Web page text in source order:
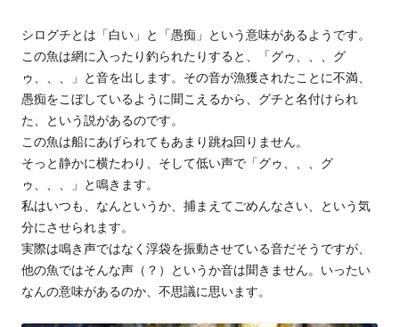
シログチとは「白い」と「愚痴」という意味があるようです。
この魚は網に入ったり釣られたりすると、「グゥ、、、グ
ゥ、、、」と音を出します。その音が漁獲されたことに不満、
愚痴をこぼしているように聞こえるから、グチと名付けられ
た、という説があるのです。
この魚は船にあげられてもあまり跳ね回りません。
そっと静かに横たわり、そして低い声で「グゥ、、、グ
ゥ、、、」と鳴きます。
私はいつも、なんというか、捕まえてごめんなさい、という気
分にさせられます。
実際は鳴き声ではなく浮袋を振動させている音だそうですが、
他の魚ではそんな声（？）というか音は聞きません。いったい
なんの意味があるのか、不思議に思います。